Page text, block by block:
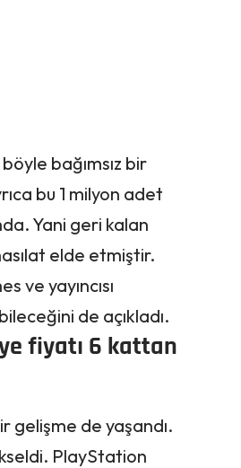
bağımsız bir
bu 1 milyon adet
Yani geri kalan
elde etmiştir.
ve yayıncısı
de açıkladı.
fiyatı 6 kattan
gelişme de yaşandı.
PlayStation